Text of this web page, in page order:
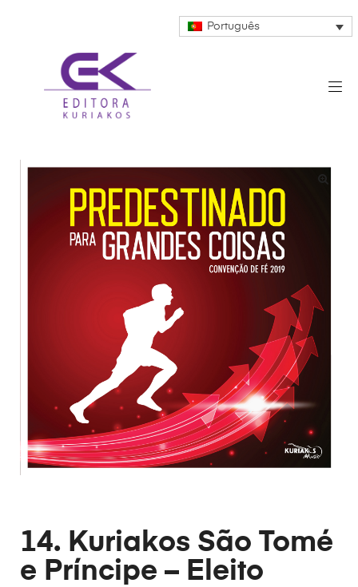
Português
14. Kuriakos São Tomé
e Príncipe – Eleito